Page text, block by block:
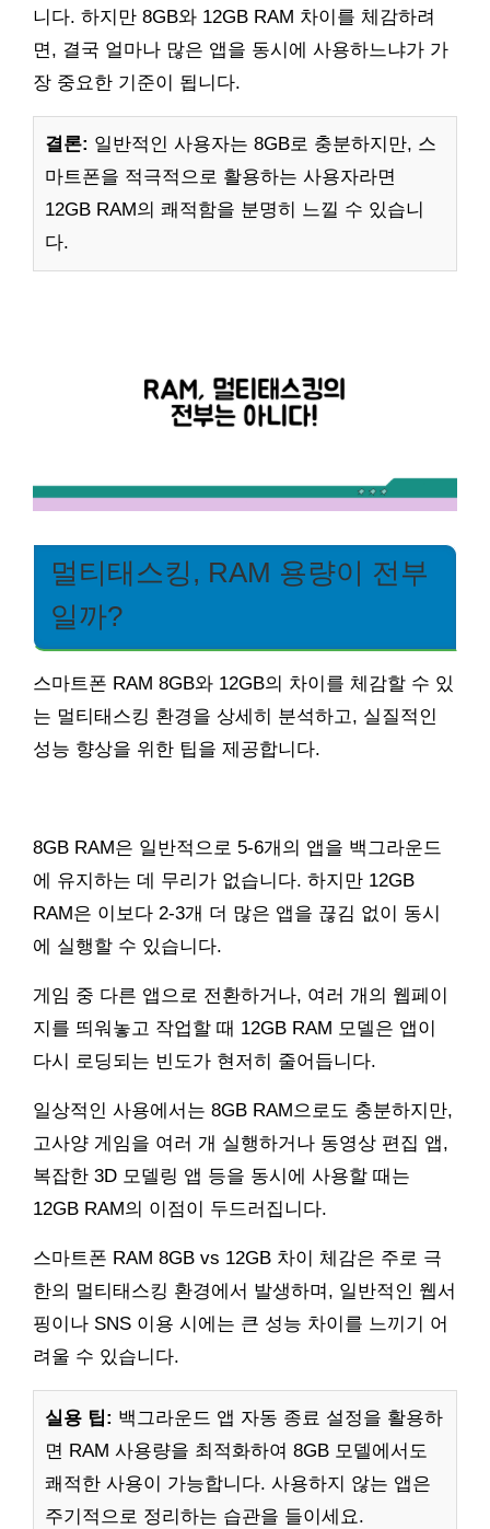
니다. 하지만 8GB와 12GB RAM 차이를 체감하려
면, 결국 얼마나 많은 앱을 동시에 사용하느냐가 가
장 중요한 기준이 됩니다.
결론: 일반적인 사용자는 8GB로 충분하지만, 스
마트폰을 적극적으로 활용하는 사용자라면
12GB RAM의 쾌적함을 분명히 느낄 수 있습니
다.
멀티태스킹, RAM 용량이 전부
일까?
스마트폰 RAM 8GB와 12GB의 차이를 체감할 수 있
는 멀티태스킹 환경을 상세히 분석하고, 실질적인
성능 향상을 위한 팁을 제공합니다.
8GB RAM은 일반적으로 5-6개의 앱을 백그라운드
에 유지하는 데 무리가 없습니다. 하지만 12GB
RAM은 이보다 2-3개 더 많은 앱을 끊김 없이 동시
에 실행할 수 있습니다.
게임 중 다른 앱으로 전환하거나, 여러 개의 웹페이
지를 띄워놓고 작업할 때 12GB RAM 모델은 앱이
다시 로딩되는 빈도가 현저히 줄어듭니다.
일상적인 사용에서는 8GB RAM으로도 충분하지만,
고사양 게임을 여러 개 실행하거나 동영상 편집 앱,
복잡한 3D 모델링 앱 등을 동시에 사용할 때는
12GB RAM의 이점이 두드러집니다.
스마트폰 RAM 8GB vs 12GB 차이 체감은 주로 극
한의 멀티태스킹 환경에서 발생하며, 일반적인 웹서
핑이나 SNS 이용 시에는 큰 성능 차이를 느끼기 어
려울 수 있습니다.
실용 팁: 백그라운드 앱 자동 종료 설정을 활용하
면 RAM 사용량을 최적화하여 8GB 모델에서도
쾌적한 사용이 가능합니다. 사용하지 않는 앱은
주기적으로 정리하는 습관을 들이세요.